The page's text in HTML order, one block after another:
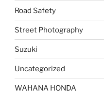
Road Safety
Street Photography
Suzuki
Uncategorized
WAHANA HONDA